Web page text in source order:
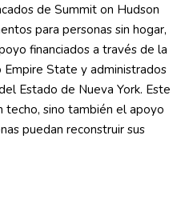
de Summit on Hudson
para personas sin hogar,
financiados a través de la
State y administrados
Estado de Nueva York. Este
techo, sino también el apoyo
puedan reconstruir sus